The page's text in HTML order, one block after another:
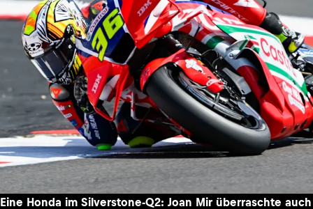
Eine Honda im Silverstone-Q2: Joan Mir überraschte auch